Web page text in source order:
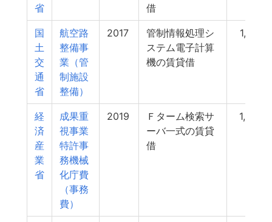
省 借
国
土
交
通
省
航空路
整備事
業（管
制施設
整備）
2017
管制情報処理シ
ステム電子計算
機の賃貸借
1,072
経
済
産
業
省
成果重
視事業
特許事
務機械
化庁費
（事務
費）
2019
Ｆターム検索サ
ーバ一式の賃貸
借
1,048